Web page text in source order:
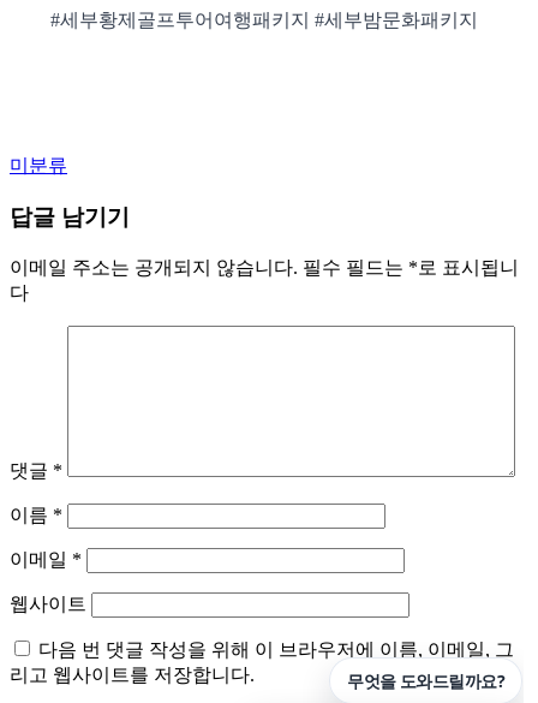
#세부황제골프투어여행패키지 #세부밤문화패키지
Author
Categories
미분류
답글 남기기
이메일 주소는 공개되지 않습니다. 필수 필드는 *로 표시됩니
다
댓글 *
이름 *
이메일 *
웹사이트
다음 번 댓글 작성을 위해 이 브라우저에 이름, 이메일, 그
리고 웹사이트를 저장합니다.